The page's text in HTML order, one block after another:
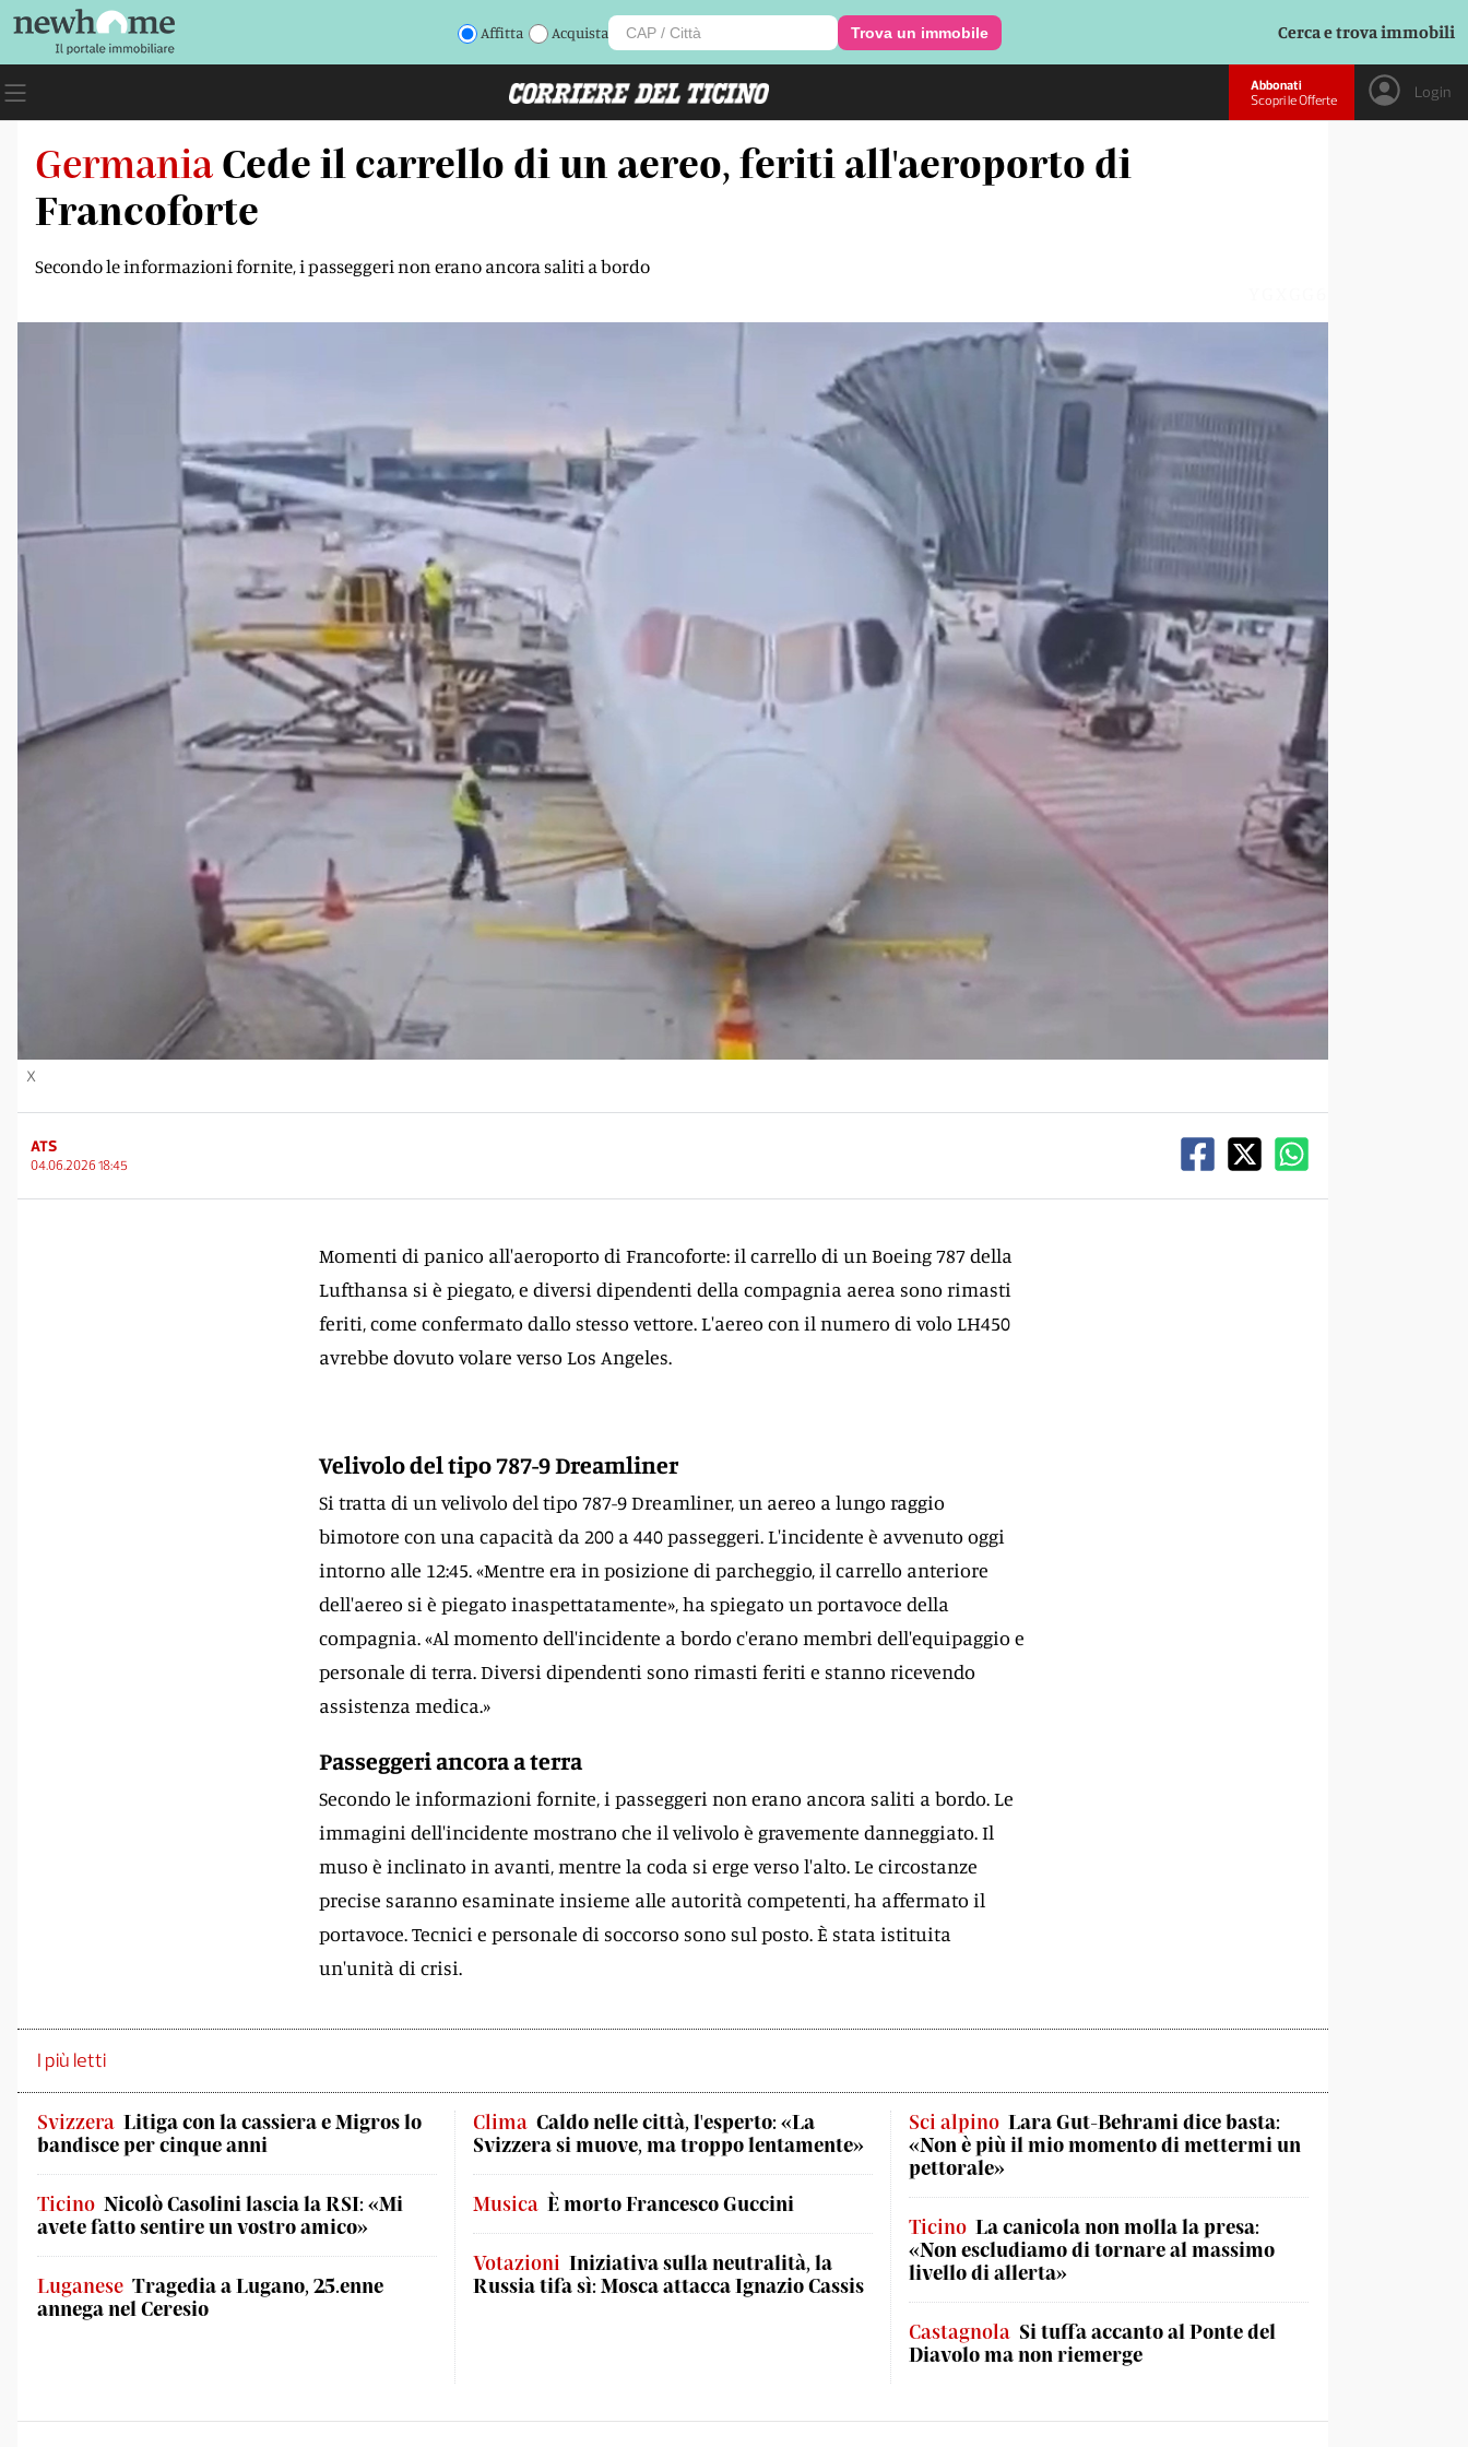
Affitta Acquista Trova un immobile Cerca e trova immobili
Abbonati
Scopri le Offerte
Login
Germania Cede il carrello di un aereo, feriti all'aeroporto di
Francoforte
Secondo le informazioni fornite, i passeggeri non erano ancora saliti a bordo
X
ATS
04.06.2026 18:45
Momenti di panico all'aeroporto di Francoforte: il carrello di un Boeing 787 della
Lufthansa si è piegato, e diversi dipendenti della compagnia aerea sono rimasti
feriti, come confermato dallo stesso vettore. L'aereo con il numero di volo LH450
avrebbe dovuto volare verso Los Angeles.
Velivolo del tipo 787-9 Dreamliner
Si tratta di un velivolo del tipo 787-9 Dreamliner, un aereo a lungo raggio
bimotore con una capacità da 200 a 440 passeggeri. L'incidente è avvenuto oggi
intorno alle 12:45. «Mentre era in posizione di parcheggio, il carrello anteriore
dell'aereo si è piegato inaspettatamente», ha spiegato un portavoce della
compagnia. «Al momento dell'incidente a bordo c'erano membri dell'equipaggio e
personale di terra. Diversi dipendenti sono rimasti feriti e stanno ricevendo
assistenza medica.»
Passeggeri ancora a terra
Secondo le informazioni fornite, i passeggeri non erano ancora saliti a bordo. Le
immagini dell'incidente mostrano che il velivolo è gravemente danneggiato. Il
muso è inclinato in avanti, mentre la coda si erge verso l'alto. Le circostanze
precise saranno esaminate insieme alle autorità competenti, ha affermato il
portavoce. Tecnici e personale di soccorso sono sul posto. È stata istituita
un'unità di crisi.
I più letti
Svizzera Litiga con la cassiera e Migros lo
bandisce per cinque anni
Ticino Nicolò Casolini lascia la RSI: «Mi
avete fatto sentire un vostro amico»
Luganese Tragedia a Lugano, 25.enne
annega nel Ceresio
Clima Caldo nelle città, l'esperto: «La
Svizzera si muove, ma troppo lentamente»
Musica È morto Francesco Guccini
Votazioni Iniziativa sulla neutralità, la
Russia tifa sì: Mosca attacca Ignazio Cassis
Sci alpino Lara Gut-Behrami dice basta:
«Non è più il mio momento di mettermi un
pettorale»
Ticino La canicola non molla la presa:
«Non escludiamo di tornare al massimo
livello di allerta»
Castagnola Si tuffa accanto al Ponte del
Diavolo ma non riemerge